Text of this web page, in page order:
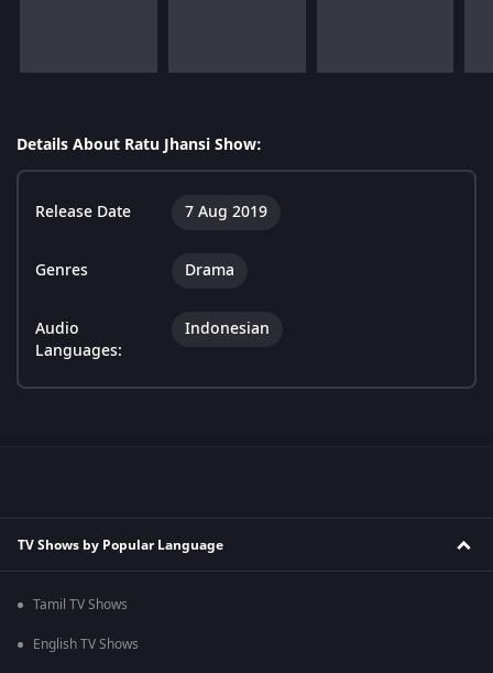
Details About Ratu Jhansi Show:
Release Date 7 Aug 2019
Genres Drama
Audio
Languages:
Indonesian
TV Shows by Popular Language
Tamil TV Shows
English TV Shows